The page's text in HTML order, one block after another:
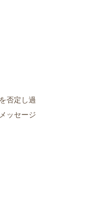
否定し過
ッセージ